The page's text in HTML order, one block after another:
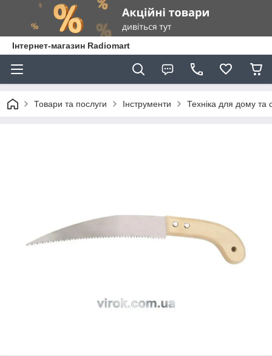
Інтернет-магазин Radiomart
Товари та послуги Інструменти Техніка для дому та